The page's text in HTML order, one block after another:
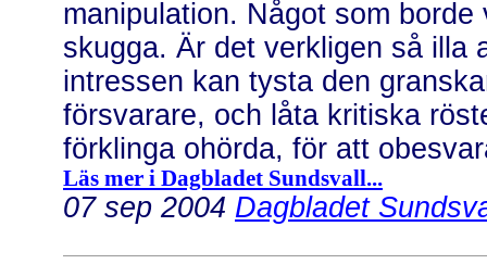
manipulation. Något som
skugga. Är det verkligen så illa
intressen kan tysta den
försvarare, och låta kritiska
förklinga ohörda, för att
Läs mer i Dagbladet Sundsvall...
07 sep 2004 Dagbladet